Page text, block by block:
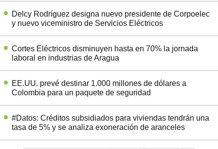
Delcy Rodríguez designa nuevo presidente de Corpoelec
y nuevo viceministro de Servicios Eléctricos
Cortes Eléctricos disminuyen hasta en 70% la jornada
laboral en industrias de Aragua
EE.UU. prevé destinar 1.000 millones de dólares a
Colombia para un paquete de seguridad
#Datos: Créditos subsidiados para viviendas tendrán una
tasa de 5% y se analiza exoneración de aranceles